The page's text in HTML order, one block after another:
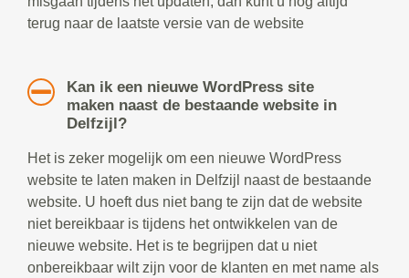
terug naar de laatste versie van de website
Kan ik een nieuwe WordPress site
maken naast de bestaande website in
Delfzijl?
Het is zeker mogelijk om een nieuwe WordPress
website te laten maken in Delfzijl naast de bestaande
website. U hoeft dus niet bang te zijn dat de website
niet bereikbaar is tijdens het ontwikkelen van de
nieuwe website. Het is te begrijpen dat u niet
onbereikbaar wilt zijn voor de klanten en met name als